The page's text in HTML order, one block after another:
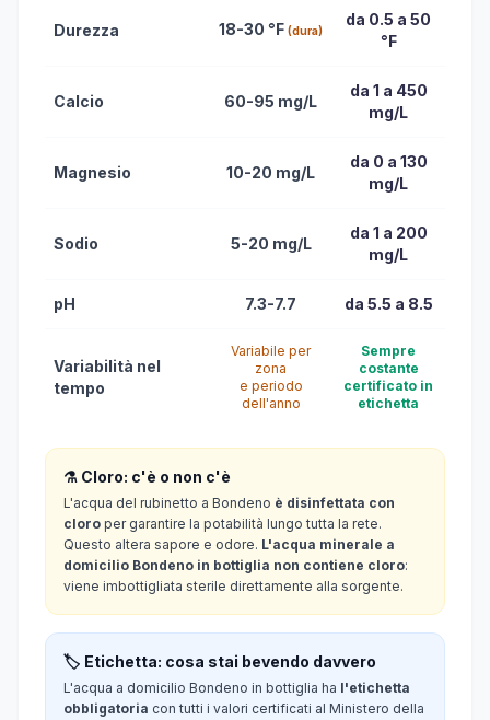
Durezza 18-30 °F (dura)
da 0.5 a 50
°F
Calcio 60-95 mg/L
da 1 a 450
mg/L
Magnesio 10-20 mg/L
da 0 a 130
mg/L
Sodio 5-20 mg/L
da 1 a 200
mg/L
pH 7.3-7.7 da 5.5 a 8.5
Variabilità nel
tempo
Variabile per
zona
e periodo
dell'anno
Sempre
costante
certificato in
etichetta
⚗️ Cloro: c'è o non c'è
L'acqua del rubinetto a Bondeno è disinfettata con
cloro per garantire la potabilità lungo tutta la rete.
Questo altera sapore e odore. L'acqua minerale a
domicilio Bondeno in bottiglia non contiene cloro:
viene imbottigliata sterile direttamente alla sorgente.
🏷️ Etichetta: cosa stai bevendo davvero
L'acqua a domicilio Bondeno in bottiglia ha l'etichetta
obbligatoria con tutti i valori certificati al Ministero della